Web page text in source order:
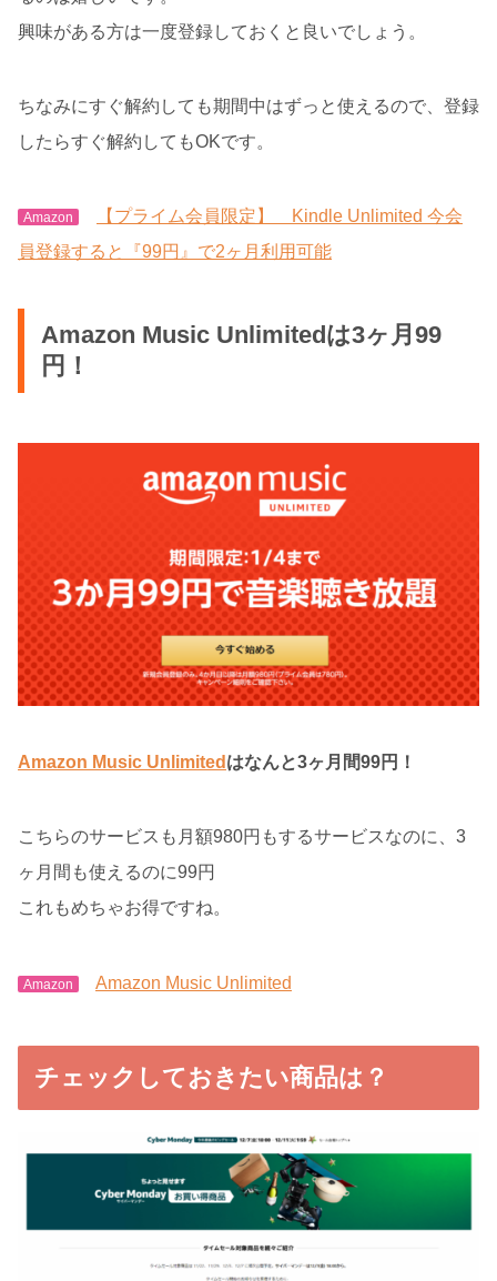
興味がある方は一度登録しておくと良いでしょう。
ちなみにすぐ解約しても期間中はずっと使えるので、登録
したらすぐ解約してもOKです。
Amazon
【プライム会員限定】 Kindle Unlimited 今会
員登録すると『99円』で2ヶ月利用可能
Amazon Music Unlimitedは3ヶ月99
円！
Amazon Music Unlimited はなんと3ヶ月間99円！
こちらのサービスも月額980円もするサービスなのに、3
ヶ月間も使えるのに99円
これもめちゃお得ですね。
Amazon Amazon Music Unlimited
チェックしておきたい商品は？